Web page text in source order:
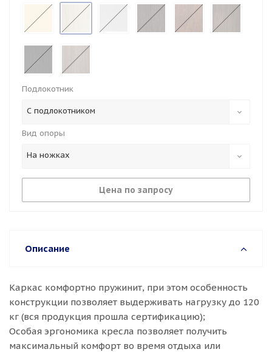
Подлокотник
С подлокотником
Вид опоры
На ножках
Цена по запросу
Описание
Каркас комфортно пружинит, при этом особенность
конструкции позволяет выдерживать нагрузку до 120
кг (вся продукция прошла сертификацию);
Особая эргономика кресла позволяет получить
максимальный комфорт во время отдыха или